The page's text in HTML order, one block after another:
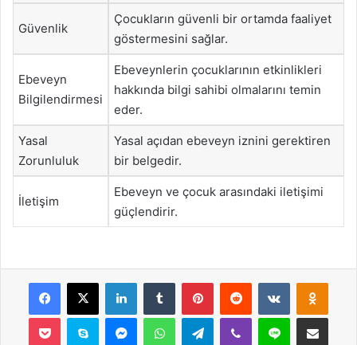
Güvenlik
Çocukların güvenli bir ortamda faaliyet
göstermesini sağlar.
Ebeveyn
Bilgilendirmesi
Ebeveynlerin çocuklarının etkinlikleri
hakkında bilgi sahibi olmalarını temin
eder.
Yasal
Zorunluluk
Yasal açıdan ebeveyn iznini gerektiren
bir belgedir.
İletişim
Ebeveyn ve çocuk arasındaki iletişimi
güçlendirir.
Facebook
X LinkedInTumblr PinterestReddit VKontakte
Pocket Skype MessengerWhatsAppTelegramViber Line E-Posta ile